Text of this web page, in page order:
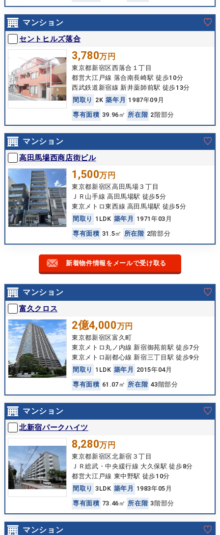
マンション
セントヒルズ落合
3,780万円
東京都新宿区西落合１丁目
都営大江戸線 落合南長崎駅 徒歩10分
西武鉄道新宿線 新井薬師前駅 徒歩13分
間 取 り 2K 築年 月 1987年09月
専有面積 39.96㎡ 所在 階 2階部分
マンション
高田馬場西商店街ビル
1,500万円
東京都新宿区高田馬場３丁目
ＪＲ山手線 高田馬場駅 徒歩5分
東京メトロ東西線 高田馬場駅 徒歩5分
間 取 り 1LDK 築年 月
1971年03月
専有面積 31.5㎡ 所在 階 2階部分
新着物件情報をメールで受け取る
マンション
富久クロス
2億4,000万円
東京都新宿区富久町
東京メトロ丸ノ内線 新宿御苑前駅 徒歩7分
東京メトロ副都心線 新宿三丁目駅 徒歩9分
間 取 り 1LDK 築年 月
2015年04月
専有面積 61.07㎡ 所在 階 43階部分
マンション
北新宿パークハイツ
8,280万円
東京都新宿区北新宿３丁目
ＪＲ総武・中央緩行線 大久保駅 徒歩8分
都営大江戸線 東中野駅 徒歩10分
間 取 り 3LDK 築年 月
1983年05月
専有面積 73.46㎡ 所在 階 3階部分
マンション